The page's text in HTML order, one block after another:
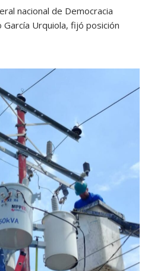
nacional de Democracia
Urquiola, fijó posición